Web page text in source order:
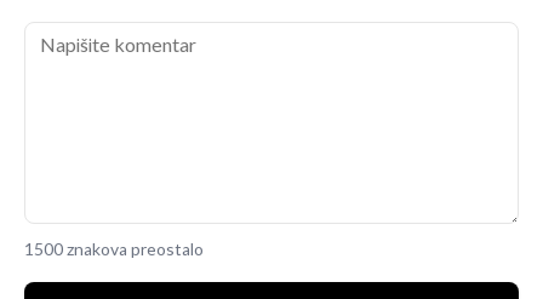
1500 znakova preostalo